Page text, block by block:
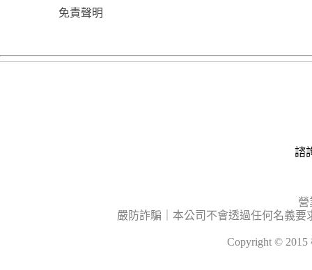
免責聲明
諮
營
嚴防詐騙｜本公司不會透過任何名義
Copyright ©